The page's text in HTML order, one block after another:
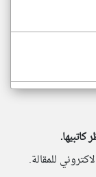
للمقالة.